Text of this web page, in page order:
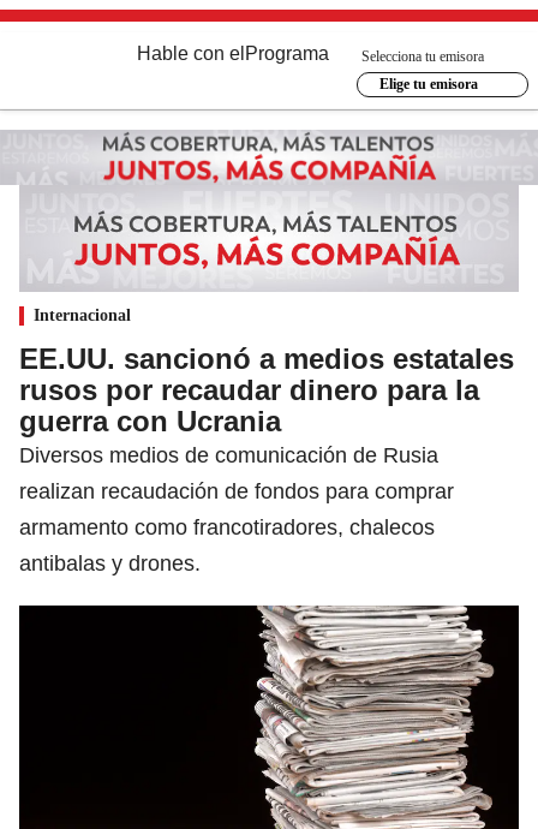
Hable con el Programa
Selecciona tu emisora
Elige tu emisora
Internacional
EE.UU. sancionó a medios estatales
rusos por recaudar dinero para la
guerra con Ucrania
Diversos medios de comunicación de Rusia
realizan recaudación de fondos para comprar
armamento como francotiradores, chalecos
antibalas y drones.